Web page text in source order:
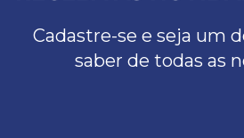
Cadastre-se e seja um
saber de todas as